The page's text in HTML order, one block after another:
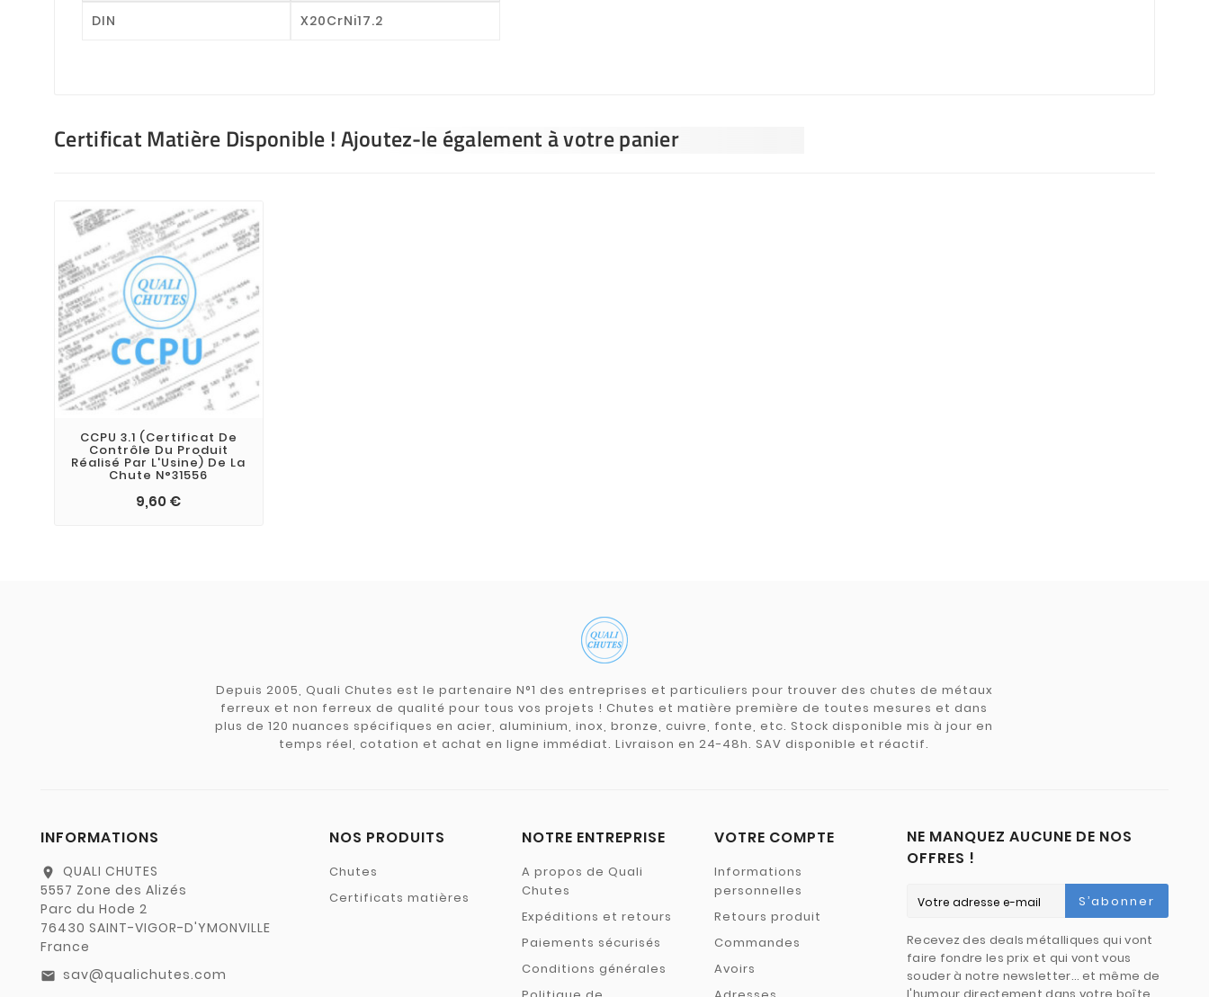
DIN X20CrNi17.2
Certificat Matière Disponible ! Ajoutez-le également à votre panier
CCPU 3.1 (Certificat De
Contrôle Du Produit
Réalisé Par L'Usine) De La
Chute N°31556
9,60 €
Depuis 2005, Quali Chutes est le partenaire N°1 des entreprises et particuliers pour trouver des chutes de métaux
ferreux et non ferreux de qualité pour tous vos projets ! Chutes et matière première de toutes mesures et dans
plus de 120 nuances spécifiques en acier, aluminium, inox, bronze, cuivre, fonte, etc. Stock disponible mis à jour en
temps réel, cotation et achat en ligne immédiat. Livraison en 24-48h. SAV disponible et réactif.
INFORMATIONS
location_on
QUALI CHUTES
5557 Zone des Alizés
Parc du Hode 2
76430 SAINT-VIGOR-D'YMONVILLE
France
email sav@qualichutes.com
NOS PRODUITS
Chutes
Certificats matières
NOTRE ENTREPRISE
A propos de Quali
Chutes
Expéditions et retours
Paiements sécurisés
Conditions générales
VOTRE COMPTE
Informations
personnelles
Retours produit
Commandes
Avoirs
NE MANQUEZ AUCUNE DE NOS
OFFRES !
S’abonner
Recevez des deals métalliques qui vont
faire fondre les prix et qui vont vous
souder à notre newsletter… et même de